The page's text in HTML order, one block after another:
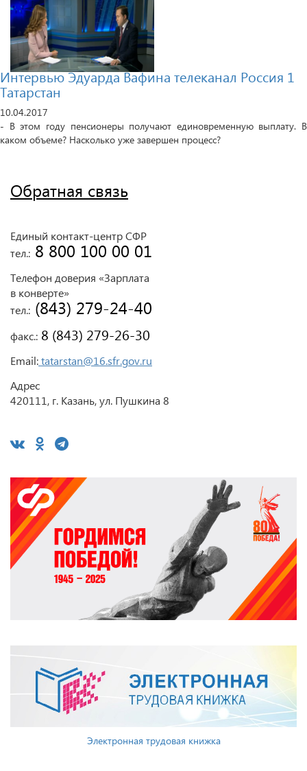
Интервью Эдуарда Вафина телеканал Россия 1
Татарстан
10.04.2017
- В этом году пенсионеры получают единовременную выплату. В
каком объеме? Насколько уже завершен процесс?
Обратная связь
Единый контакт-центр СФР
тел.: 8 800 100 00 01
Телефон доверия «Зарплата
в конверте»
тел.: (843) 279-24-40
факс.: 8 (843) 279-26-30
Email:tatarstan@16.sfr.gov.ru
Адрес
420111, г. Казань, ул. Пушкина 8
Электронная трудовая книжка